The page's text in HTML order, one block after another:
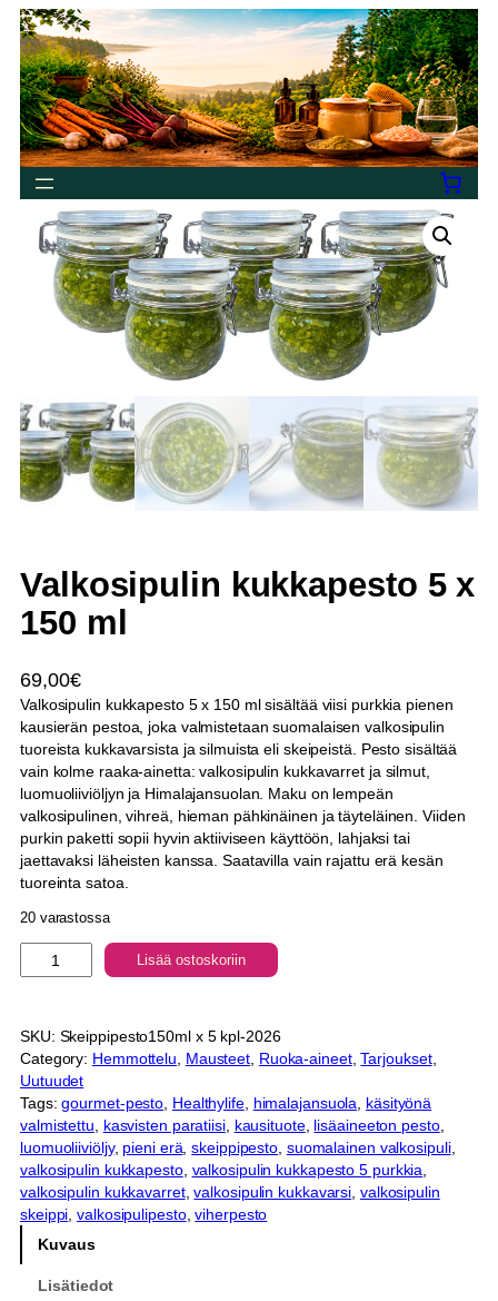
Valkosipulin kukkapesto 5 x
150 ml
69,00€
Valkosipulin kukkapesto 5 x 150 ml sisältää viisi purkkia pienen
kausierän pestoa, joka valmistetaan suomalaisen valkosipulin
tuoreista kukkavarsista ja silmuista eli skeipeistä. Pesto sisältää
vain kolme raaka-ainetta: valkosipulin kukkavarret ja silmut,
luomuoliiviöljyn ja Himalajansuolan. Maku on lempeän
valkosipulinen, vihreä, hieman pähkinäinen ja täyteläinen. Viiden
purkin paketti sopii hyvin aktiiviseen käyttöön, lahjaksi tai
jaettavaksi läheisten kanssa. Saatavilla vain rajattu erä kesän
tuoreinta satoa.
20 varastossa
a
o
s
i
p
u
l
i
n
k
k
Lisää ostoskoriin
SKU: Skeippipesto150ml x 5 kpl-2026
Category: Hemmottelu, Mausteet, Ruoka-aineet, Tarjoukset
Uutuudet
Tags:gourmet-pesto, Healthylife, himalajansuola, käsityönä
valmistettu, kasvisten paratiisi, kausituote, lisäaineeton pesto
luomuoliiviöljy, pieni erä, skeippipesto, suomalainen valkosipuli
valkosipulin kukkapesto, valkosipulin kukkapesto 5 purkkia
valkosipulin kukkavarret, valkosipulin kukkavarsi, valkosipulin
skeippi, valkosipulipesto, viherpesto
Kuvaus
Lisätiedot